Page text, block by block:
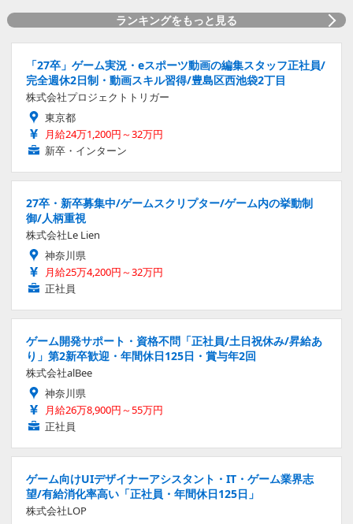
ランキングをもっと見る
「27卒」ゲーム実況・eスポーツ動画の編集スタッフ正社員/
完全週休2日制・動画スキル習得/豊島区西池袋2丁目
株式会社プロジェクトトリガー
東京都
月給24万1,200円～32万円
新卒・インターン
27卒・新卒募集中/ゲームスクリプター/ゲーム内の挙動制
御/人柄重視
株式会社Le Lien
神奈川県
月給25万4,200円～32万円
正社員
ゲーム開発サポート・資格不問「正社員/土日祝休み/昇給あ
り」第2新卒歓迎・年間休日125日・賞与年2回
株式会社alBee
神奈川県
月給26万8,900円～55万円
正社員
ゲーム向けUIデザイナーアシスタント・IT・ゲーム業界志
望/有給消化率高い「正社員・年間休日125日」
株式会社LOP